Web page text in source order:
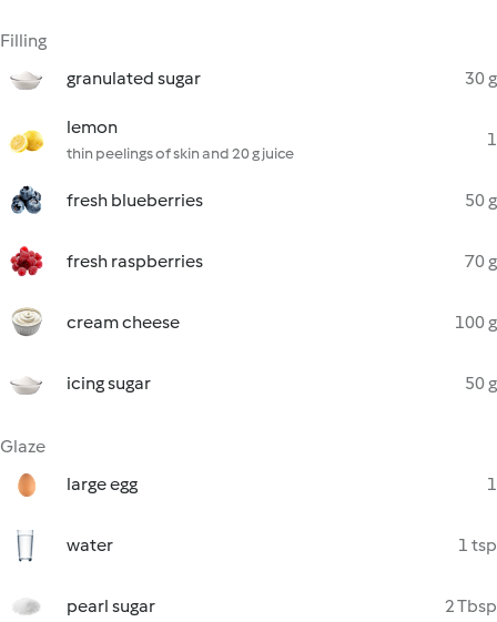
Filling
granulated sugar
30 g
lemon
thin peelings of skin and 20 g juice
1
fresh blueberries 50 g
fresh raspberries 70 g
cream cheese 100 g
icing sugar 50 g
Glaze
large egg
1
water 1 tsp
pearl sugar 2 Tbsp